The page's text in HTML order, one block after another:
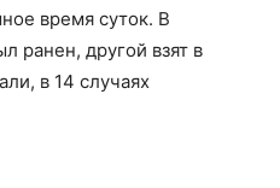
время суток. В
ранен, другой взят в
в 14 случаях